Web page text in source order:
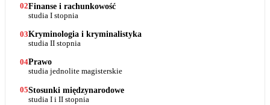
02Finanse i rachunkowość
studia I stopnia
03Kryminologia i kryminalistyka
studia II stopnia
04Prawo
studia jednolite magisterskie
05Stosunki międzynarodowe
studia I i II stopnia